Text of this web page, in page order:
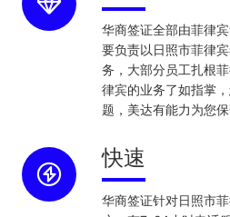
华商签证全部由菲律
要负责以日照市菲律
务，大部分员工扎根
律宾的业务了如指掌
题，美达有能力为您保
快速
华商签证针对日照市